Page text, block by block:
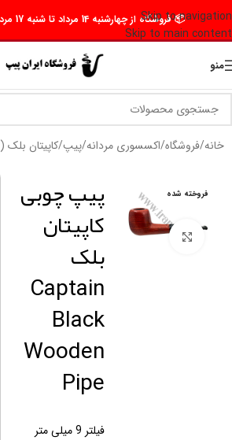
Skip to navigation
Skip to main content
📦 فروشگاه از چهارشنبه 14 مرداد تا شنبه 17 مرداد تعطیل است 🛵
منو
خانه/فروشگاه/اکسسوری مردانه/پیپ/کاپیتان بلک (captain black)
فروخته شده
برای بزرگنمایی کلیک کنید
پیپ چوبی
کاپیتان
بلک
Captain
Black
Wooden
Pipe
فیلتر 9 میلی متر